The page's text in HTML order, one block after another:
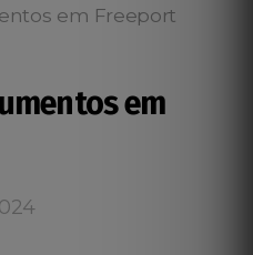
em Freeport
em